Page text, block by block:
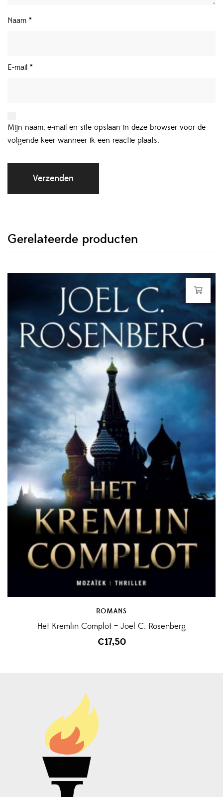
Naam *
E-mail *
Mijn naam, e-mail en site opslaan in deze browser voor de
volgende keer wanneer ik een reactie plaats.
Gerelateerde producten
ROMANS
Het Kremlin Complot – Joel C. Rosenberg
€17,50